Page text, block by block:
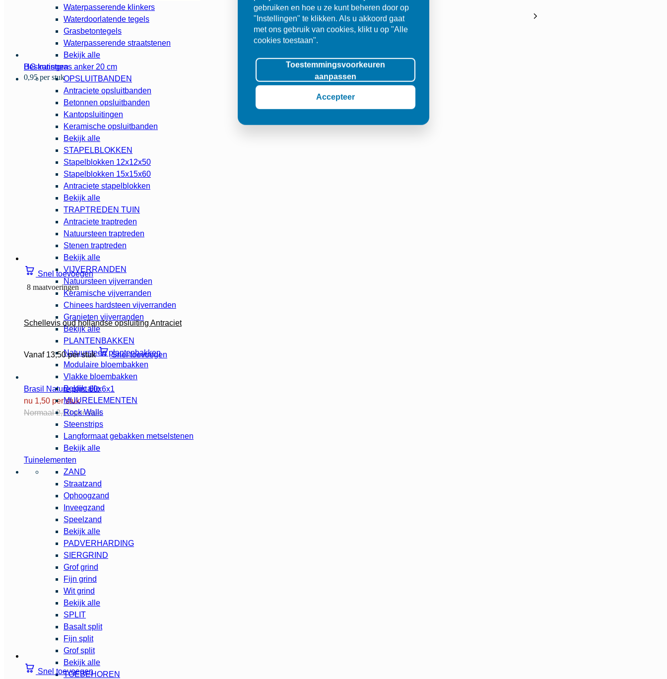
HG kunstgras anker 20 cm
0,95 per stuk
Brasil Nature plint 60x6x1
nu 1,50 per stuk
Normaal 2,50 per stuk
Waterpasserende klinkers
Waterdoorlatende tegels
Grasbetontegels
Waterpasserende straatstenen
Bekijk alle
Bestratingen
OPSLUITBANDEN
Antraciete opsluitbanden
Betonnen opsluitbanden
Kantopsluitingen
Keramische opsluitbanden
Bekijk alle
STAPELBLOKKEN
Stapelblokken 12x12x50
Stapelblokken 15x15x60
Antraciete stapelblokken
Bekijk alle
TRAPTREDEN TUIN
Antraciete traptreden
Natuursteen traptreden
Stenen traptreden
Bekijk alle
VIJVERRANDEN
Natuursteen vijverranden
Keramische vijverranden
Chinees hardsteen vijverranden
Granieten vijverranden
Bekijk alle
PLANTENBAKKEN
Natuursteen plantenbakken
Modulaire bloembakken
Vlakke bloembakken
Bekijk alle
MUURELEMENTEN
Rock Walls
Steenstrips
Langformaat gebakken metselstenen
Bekijk alle
Tuinelementen
ZAND
Straatzand
Ophoogzand
Inveegzand
Speelzand
Bekijk alle
PADVERHARDING
SIERGRIND
Grof grind
Fijn grind
Wit grind
Bekijk alle
SPLIT
Basalt split
Fijn split
Grof split
Bekijk alle
TOEBEHOREN
Snel toevoegen
8 maatvoeringen
Schellevis oud hollandse opsluiting Antraciet
Vanaf 13,50 per stuk Snel toevoegen
Snel toevoegen
gebruiken en hoe u ze kunt beheren door op
"Instellingen" te klikken. Als u akkoord gaat
met ons gebruik van cookies, klikt u op "Alle
cookies toestaan".
Toestemmingsvoorkeuren
aanpassen
Accepteer